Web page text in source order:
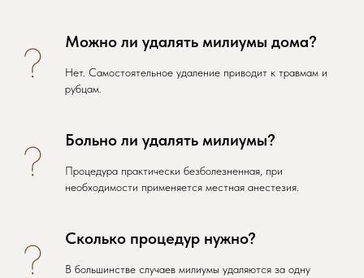
Можно ли удалять милиумы дома?
Нет. Самостоятельное удаление приводит к травмам и
рубцам.
Больно ли удалять милиумы?
Процедура практически безболезненная, при
необходимости применяется местная анестезия.
Сколько процедур нужно?
В большинстве случаев милиумы удаляются за одну